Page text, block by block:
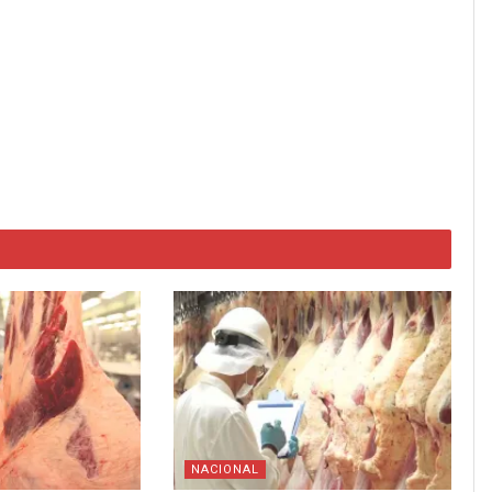
NACIONAL